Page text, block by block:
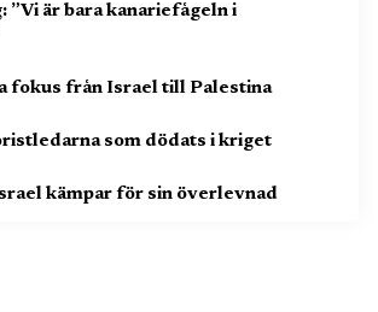
”Vi är bara kanariefågeln i
fokus från Israel till Palestina
som dödats i kriget
kämpar för sin överlevnad